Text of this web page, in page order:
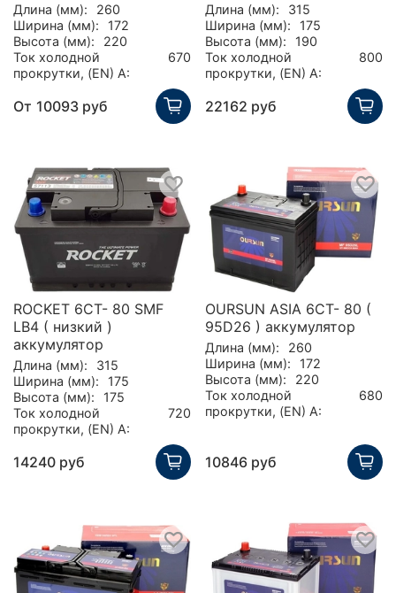
Длина (мм):
260
Ширина (мм):
172
Высота (мм):
220
Ток холодной
прокрутки, (EN) А:
670
От 10093 руб
Длина (мм):
315
Ширина (мм):
175
Высота (мм):
190
Ток холодной
прокрутки, (EN) А:
800
22162 руб
ROCKET 6CT- 80 SMF
LB4 ( низкий )
аккумулятор
Длина (мм):
315
Ширина (мм):
175
Высота (мм):
175
Ток холодной
прокрутки, (EN) А:
720
14240 руб
OURSUN ASIA 6CT- 80 (
95D26 ) аккумулятор
Длина (мм):
260
Ширина (мм):
172
Высота (мм):
220
Ток холодной
прокрутки, (EN) А:
680
10846 руб